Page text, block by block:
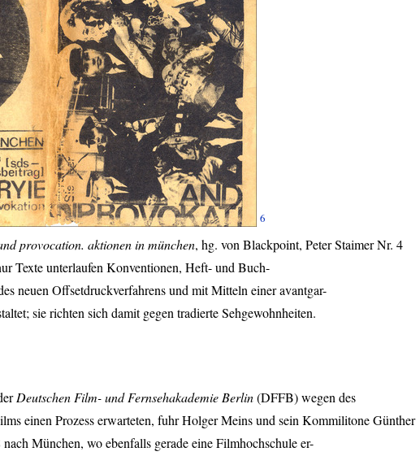
6
provocation. aktionen in münchen, hg. von Blackpoint, Peter Staimer Nr. 4
Texte unterlaufen Konventionen, Heft- und Buch-
neuen Offsetdruckverfahrens und mit Mitteln einer avantgar-
sie richten sich damit gegen tradierte Sehgewohnheiten.
Deutschen Film- und Fernsehakademie Berlin(DFFB) wegen des
einen Prozess erwarteten, fuhr Holger Meins und sein Kommilitone Günther
München, wo ebenfalls gerade eine Filmhochschule er-